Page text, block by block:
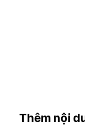
Thêm nội